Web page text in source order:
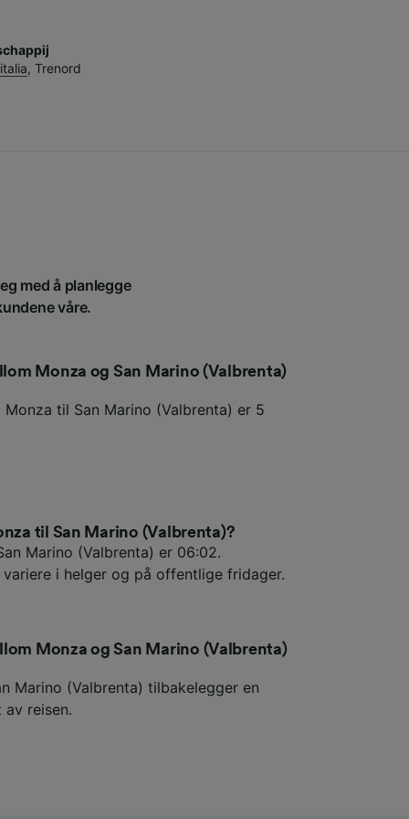
, Trenord
med å planlegge
våre.
Monza og San Marino (Valbrenta)
til San Marino (Valbrenta) er 5
til San Marino (Valbrenta)?
Marino (Valbrenta) er 06:02.
i helger og på offentlige fridager.
Monza og San Marino (Valbrenta)
Marino (Valbrenta) tilbakelegger en
av reisen.